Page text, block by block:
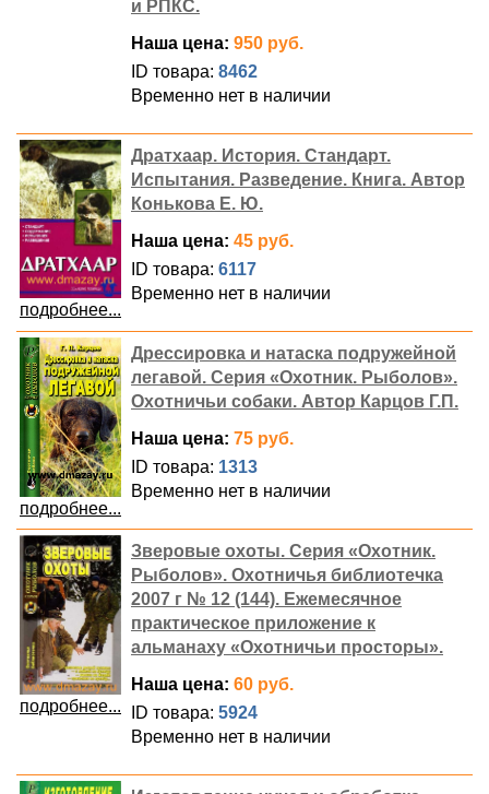
и РПКС.
Наша цена: 950 руб.
ID товара: 8462
Временно нет в наличии
подробнее...
Дратхаар. История. Стандарт.
Испытания. Разведение. Книга. Автор
Конькова Е. Ю.
Наша цена: 45 руб.
ID товара: 6117
Временно нет в наличии
подробнее...
Дрессировка и натаска подружейной
легавой. Серия «Охотник. Рыболов».
Охотничьи собаки. Автор Карцов Г.П.
Наша цена: 75 руб.
ID товара: 1313
Временно нет в наличии
подробнее...
Зверовые охоты. Серия «Охотник.
Рыболов». Охотничья библиотечка
2007 г № 12 (144). Ежемесячное
практическое приложение к
альманаху «Охотничьи просторы».
Наша цена: 60 руб.
ID товара: 5924
Временно нет в наличии